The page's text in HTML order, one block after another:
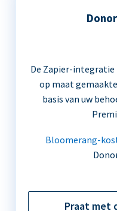
De Zapier-integratie
op maat
basis van uw
Bloomerang-
Praat met